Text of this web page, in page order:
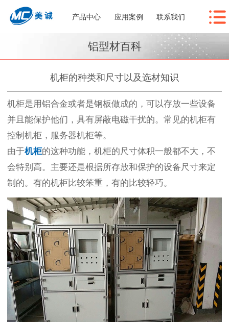
产品中心 应用案例 联系我们
铝型材百科
机柜的种类和尺寸以及选材知识
机柜是用铝合金或者是钢板做成的，可以存放一些设备
并且能保护他们，具有屏蔽电磁干扰的。常见的机柜有
控制机柜，服务器机柜等。
由于机柜的这种功能，机柜的尺寸体积一般都不大，不
会特别高。主要还是根据所存放和保护的设备尺寸来定
制的。有的机柜比较笨重，有的比较轻巧。